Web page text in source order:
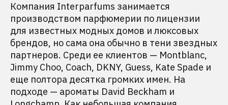
Компания Interparfums занимается
производством парфюмерии по лицензии
для известных модных домов и люксовых
брендов, но сама она обычно в тени звездных
партнеров. Среди ее клиентов — Montblanc,
Jimmy Choo, Coach, DKNY, Guess, Kate Spade и
еще полтора десятка громких имен. На
подходе — ароматы David Beckham и